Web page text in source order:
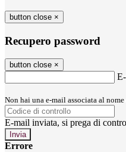
button close ×
Recupero password
button close ×
Non hai una e-mail associata al
E-mail inviata, si prega di
Errore